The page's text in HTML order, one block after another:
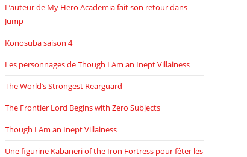
L’auteur de My Hero Academia fait son retour dans
Jump
Konosuba saison 4
Les personnages de Though I Am an Inept Villainess
The World’s Strongest Rearguard
The Frontier Lord Begins with Zero Subjects
Though I Am an Inept Villainess
Une figurine Kabaneri of the Iron Fortress pour fêter les